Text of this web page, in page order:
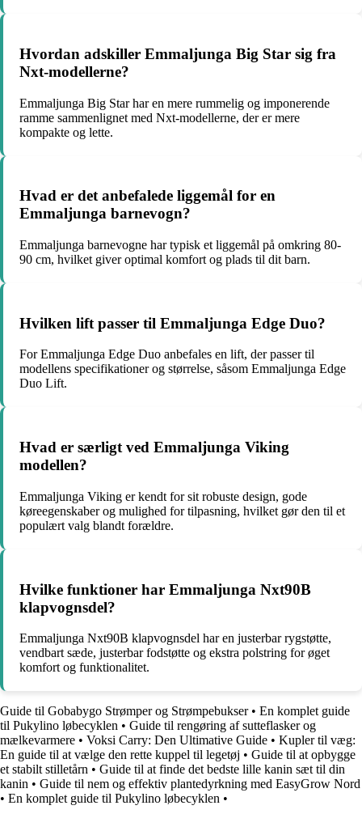
Hvordan adskiller Emmaljunga Big Star sig fra
Nxt-modellerne?
Emmaljunga Big Star har en mere rummelig og imponerende
ramme sammenlignet med Nxt-modellerne, der er mere
kompakte og lette.
Hvad er det anbefalede liggemål for en
Emmaljunga barnevogn?
Emmaljunga barnevogne har typisk et liggemål på omkring 80-
90 cm, hvilket giver optimal komfort og plads til dit barn.
Hvilken lift passer til Emmaljunga Edge Duo?
For Emmaljunga Edge Duo anbefales en lift, der passer til
modellens specifikationer og størrelse, såsom Emmaljunga Edge
Duo Lift.
Hvad er særligt ved Emmaljunga Viking
modellen?
Emmaljunga Viking er kendt for sit robuste design, gode
køreegenskaber og mulighed for tilpasning, hvilket gør den til et
populært valg blandt forældre.
Hvilke funktioner har Emmaljunga Nxt90B
klapvognsdel?
Emmaljunga Nxt90B klapvognsdel har en justerbar rygstøtte,
vendbart sæde, justerbar fodstøtte og ekstra polstring for øget
komfort og funktionalitet.
Guide til Gobabygo Strømper og Strømpebukser• En komplet guide
til Pukylino løbecyklen • Guide til rengøring af sutteflasker og
mælkevarmere • Voksi Carry: Den Ultimative Guide • Kupler til væg:
En guide til at vælge den rette kuppel til legetøj • Guide til at opbygge
et stabilt stilletårn • Guide til at finde det bedste lille kanin sæt til din
kanin • Guide til nem og effektiv plantedyrkning med EasyGrow Nord
• En komplet guide til Pukylino løbecyklen •